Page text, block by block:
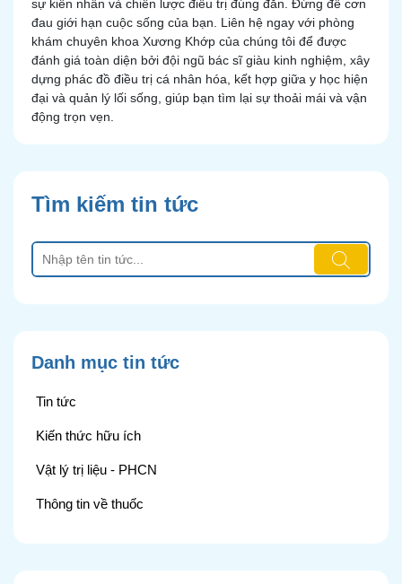
sự kiên nhẫn và chiến lược điều trị đúng đắn. Đừng để cơn
đau giới hạn cuộc sống của bạn. Liên hệ ngay với phòng
khám chuyên khoa Xương Khớp của chúng tôi để được
đánh giá toàn diện bởi đội ngũ bác sĩ giàu kinh nghiệm, xây
dựng phác đồ điều trị cá nhân hóa, kết hợp giữa y học hiện
đại và quản lý lối sống, giúp bạn tìm lại sự thoải mái và vận
động trọn vẹn.
Tìm kiếm tin tức
Danh mục tin tức
Tin tức
Kiến thức hữu ích
Vật lý trị liệu - PHCN
Thông tin về thuốc